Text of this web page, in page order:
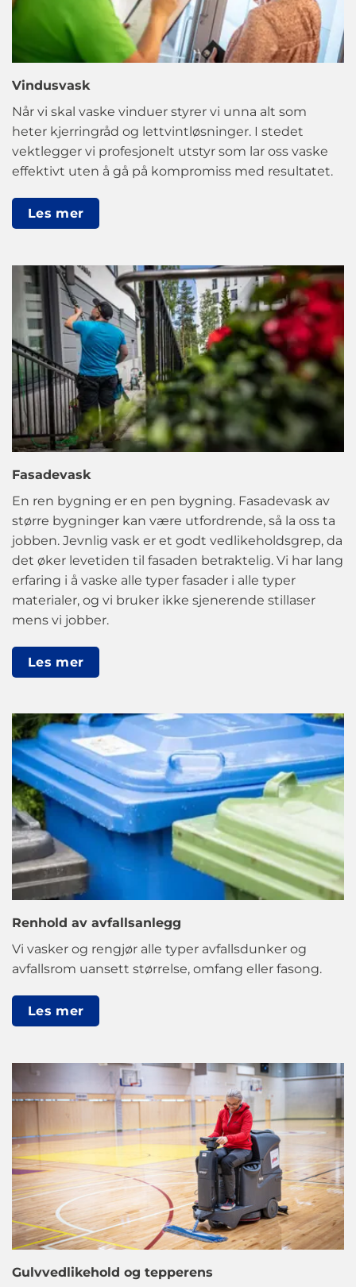
Vindusvask
Når vi skal vaske vinduer styrer vi unna alt som
heter kjerringråd og lettvintløsninger. I stedet
vektlegger vi profesjonelt utstyr som lar oss vaske
effektivt uten å gå på kompromiss med resultatet.
Les mer
Fasadevask
En ren bygning er en pen bygning. Fasadevask av
større bygninger kan være utfordrende, så la oss ta
jobben. Jevnlig vask er et godt vedlikeholdsgrep, da
det øker levetiden til fasaden betraktelig. Vi har lang
erfaring i å vaske alle typer fasader i alle typer
materialer, og vi bruker ikke sjenerende stillaser
mens vi jobber.
Les mer
Renhold av avfallsanlegg
Vi vasker og rengjør alle typer avfallsdunker og
avfallsrom uansett størrelse, omfang eller fasong.
Les mer
Gulvvedlikehold og tepperens